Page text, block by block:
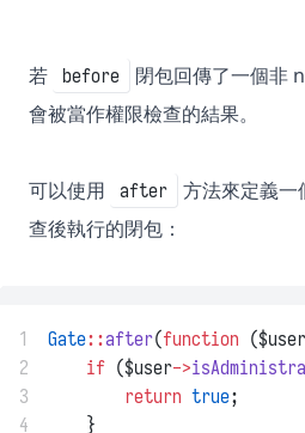
若 before
閉包回傳了一個非
會被當作權限檢查的結果。
可以使用 after
方法來定義一
查後執行的閉包：
1 Gate::after(function
2
if ($user->
3
return true;
4
    }